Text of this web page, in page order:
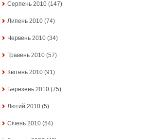
Серпень 2010 (147)
Липень 2010 (74)
Червень 2010 (34)
Травень 2010 (57)
Квітень 2010 (91)
Березень 2010 (75)
Лютий 2010 (5)
Січень 2010 (54)